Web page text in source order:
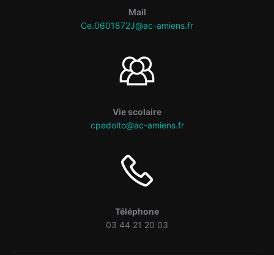
Mail
Ce.0601872J@ac-amiens.fr
Vie scolaire
cpedolto@ac-amiens.fr
Téléphone
03 44 21 20 03